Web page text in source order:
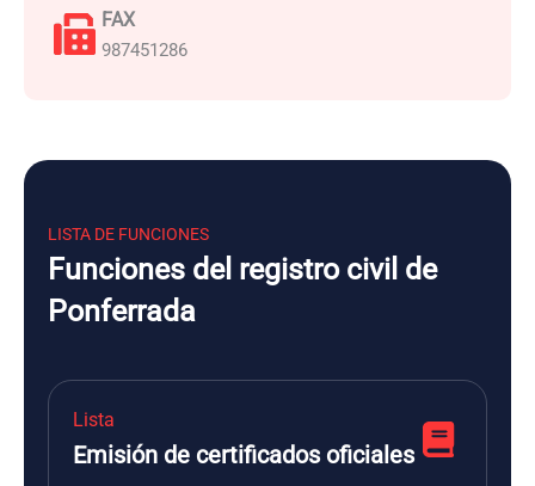
FAX
987451286
LISTA DE FUNCIONES
Funciones del registro civil de
Ponferrada
Lista
Emisión de certificados oficiales